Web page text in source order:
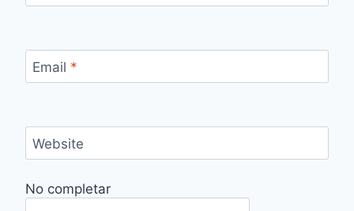
Email *
Website
No completar